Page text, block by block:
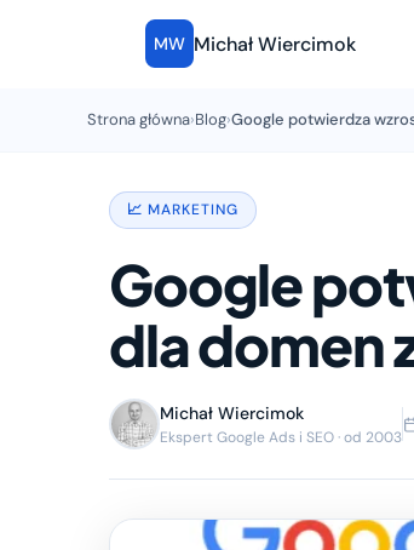
MW Michał Wiercimok
Strona główna›Blog›Google potwierdza
📈 MARKETING
Google
dla domen
Michał Wiercimok
Ekspert Google Ads i SEO · od 2003